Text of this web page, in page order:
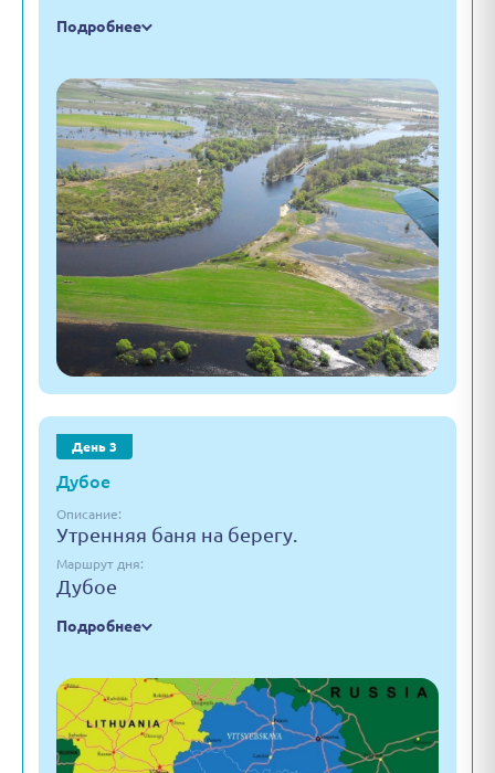
Подробнее
День 3
Дубое
Описание:
Утренняя баня на берегу.
Маршрут дня:
Дубое
Подробнее